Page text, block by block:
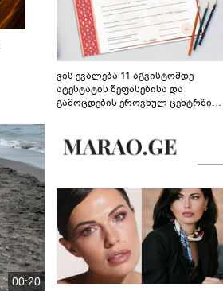
00:20
ვის ევალება 11 აგვისტომდე
ატესტატის შეფასებისა და
გამოცდების ეროვნულ ცენტრში